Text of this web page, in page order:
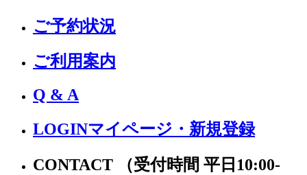
ご予約状況
ご利用案内
Q & A
LOGINマイページ・新規登録
CONTACT
（受付時間 平日10:00-